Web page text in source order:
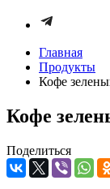
Главная
Продукты
Кофе
Кофе
Поделиться